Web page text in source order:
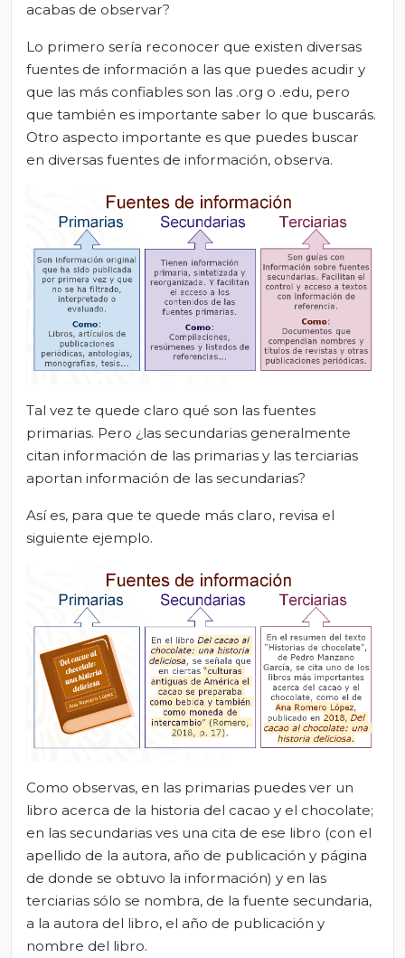
acabas de observar?
Lo primero sería reconocer que existen diversas
fuentes de información a las que puedes acudir y
que las más confiables son las .org o .edu, pero
que también es importante saber lo que buscarás.
Otro aspecto importante es que puedes buscar
en diversas fuentes de información, observa.
Tal vez te quede claro qué son las fuentes
primarias. Pero ¿las secundarias generalmente
citan información de las primarias y las terciarias
aportan información de las secundarias?
Así es, para que te quede más claro, revisa el
siguiente ejemplo.
Como observas, en las primarias puedes ver un
libro acerca de la historia del cacao y el chocolate;
en las secundarias ves una cita de ese libro (con el
apellido de la autora, año de publicación y página
de donde se obtuvo la información) y en las
terciarias sólo se nombra, de la fuente secundaria,
a la autora del libro, el año de publicación y
nombre del libro.